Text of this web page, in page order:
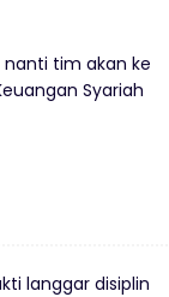
tim akan ke
Syariah
langgar disiplin